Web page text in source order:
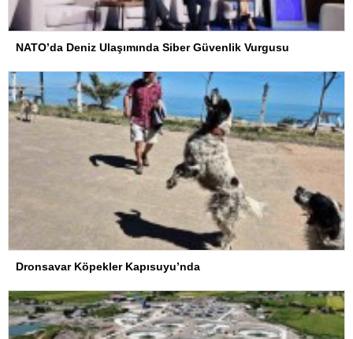
NATO’da Deniz Ulaşımında Siber Güvenlik Vurgusu
Dronsavar Köpekler Kapısuyu’nda